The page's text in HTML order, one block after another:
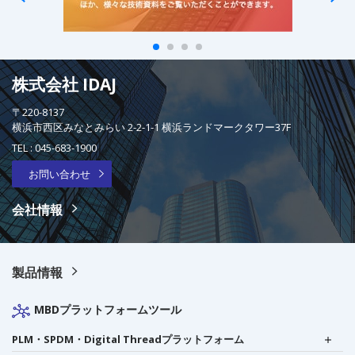
株式会社 IDAJ
〒220-8137
横浜市西区みなとみらい 2-2-1-1 横浜ランドマークタワー37F
TEL :045-683-1900
お問い合わせ
会社情報
製品情報
MBDプラットフォームツール
PLM・SPDM・Digital Threadプラットフォーム